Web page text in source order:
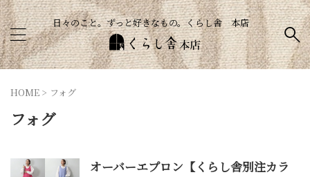
日々のこと。ずっと好きなもの。くらし舎 本店
HOME > フォグ
フォグ
オーバーエプロン【くらし舎別注カラ